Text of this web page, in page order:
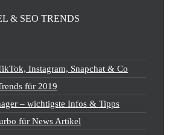
& SEO TRENDS
Instagram, Snapchat & Co
für 2019
– wichtigste Infos & Tipps
für News Artikel